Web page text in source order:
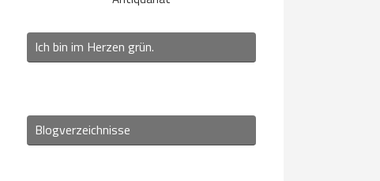
Ich bin im Herzen grün.
Blogverzeichnisse